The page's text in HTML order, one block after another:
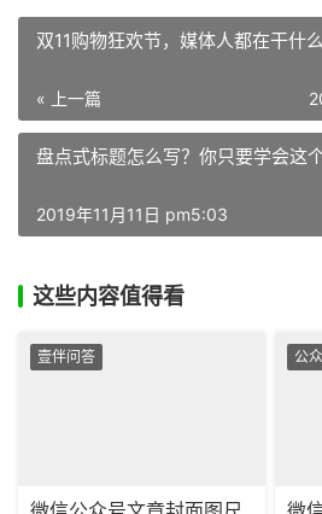
双11购物狂欢节，媒体人都在干什么
« 上一篇
盘点式标题怎么写？你只要学会这
2019年11月11日 pm5:03
这些内容值得看
壹伴问答 公